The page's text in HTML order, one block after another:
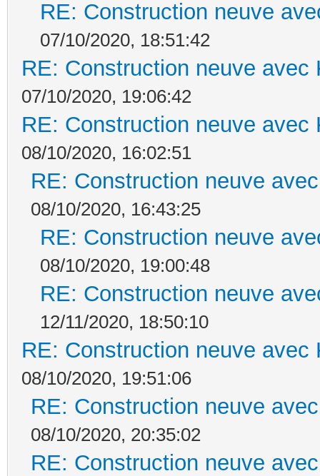
RE: Construction neuve
07/10/2020, 18:51:42
RE: Construction neuve avec
07/10/2020, 19:06:42
RE: Construction neuve avec
08/10/2020, 16:02:51
RE: Construction neuve
08/10/2020, 16:43:25
RE: Construction neuve
08/10/2020, 19:00:48
RE: Construction neuve
12/11/2020, 18:50:10
RE: Construction neuve avec
08/10/2020, 19:51:06
RE: Construction neuve
08/10/2020, 20:35:02
RE: Construction neuve